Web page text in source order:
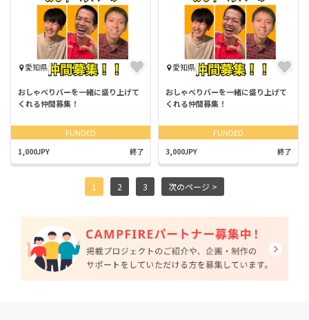
愛知県
おしゃべりバーを一緒に盛り上げて
くれる仲間募集！
FUNDED
1,000JPY 終了
愛知県
おしゃべりバーを一緒に盛り上げて
くれる仲間募集！
FUNDED
3,000JPY 終了
1 2 3 次のページ >